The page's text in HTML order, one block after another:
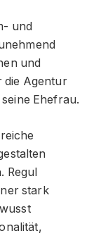
und
und
die Agentur
Ehefrau.
Regul
stark